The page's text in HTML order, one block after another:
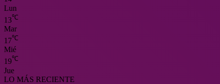
Lun
13℃
Mar
17℃
Mié
19℃
Jue
LO MÁS RECIENTE